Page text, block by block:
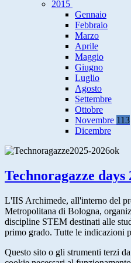
2015
Gennaio
Febbraio
Marzo
Aprile
Maggio
Giugno
Luglio
Agosto
Settembre
Ottobre
Novembre 113
Dicembre
Technoragazze days
L'IIS Archimede, all'interno del
Metropolitana di Bologna,
discipline STEM destinati alle
primo grado. Tutte le indicazioni
Questo sito o gli strumenti terzi